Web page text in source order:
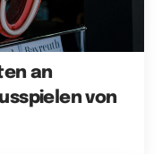
an
von